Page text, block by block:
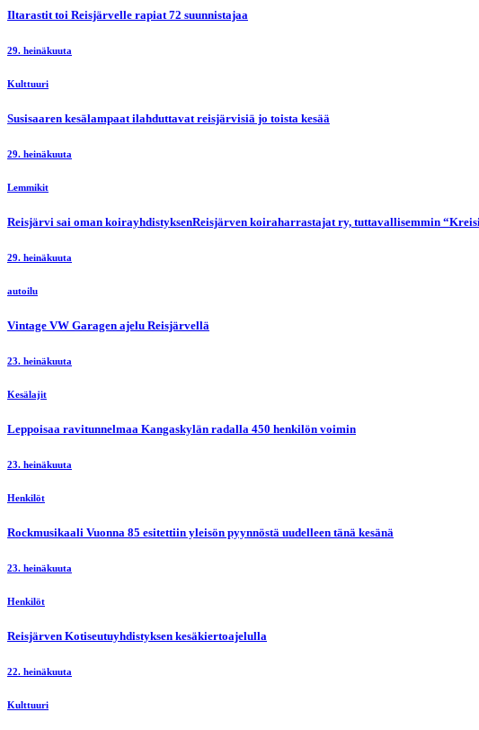
Iltarastit toi Reisjärvelle rapiat 72 suunnistajaa
29. heinäkuuta
Kulttuuri
Susisaaren kesälampaat ilahduttavat reisjärvisiä jo toista kesää
29. heinäkuuta
Lemmikit
Reisjärvi sai oman koirayhdistyksenReisjärven koiraharrastajat ry, tuttavallisemmin
29. heinäkuuta
autoilu
Vintage VW Garagen ajelu Reisjärvellä
23. heinäkuuta
Kesälajit
Leppoisaa ravitunnelmaa Kangaskylän radalla 450 henkilön voimin
23. heinäkuuta
Henkilöt
Rockmusikaali Vuonna 85 esitettiin yleisön pyynnöstä uudelleen tänä kesänä
23. heinäkuuta
Henkilöt
Reisjärven Kotiseutuyhdistyksen kesäkiertoajelulla
22. heinäkuuta
Kulttuuri